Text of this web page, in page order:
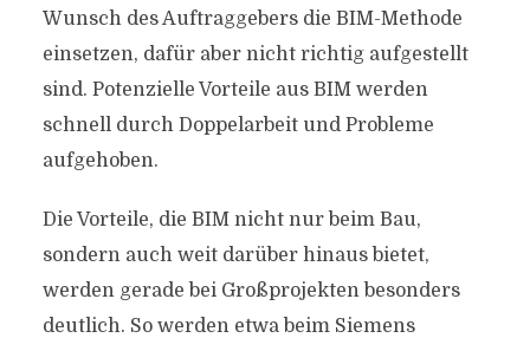
Wunsch des Auftraggebers die BIM-Methode
einsetzen, dafür aber nicht richtig aufgestellt
sind. Potenzielle Vorteile aus BIM werden
schnell durch Doppelarbeit und Probleme
aufgehoben.
Die Vorteile, die BIM nicht nur beim Bau,
sondern auch weit darüber hinaus bietet,
werden gerade bei Großprojekten besonders
deutlich. So werden etwa beim Siemens